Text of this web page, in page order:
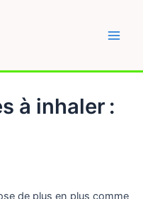
à inhaler :
de plus en plus comme